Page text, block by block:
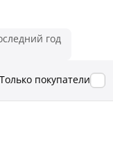
год
Только покупатели